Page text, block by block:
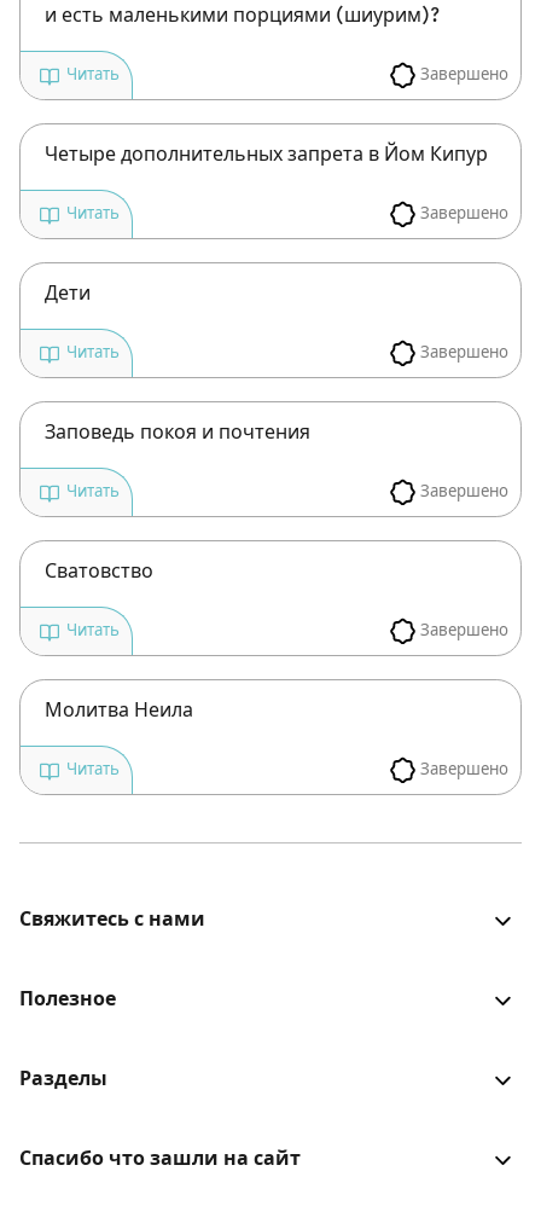
и есть маленькими порциями (шиурим)?
Завершено
Читать
Четыре дополнительных запрета в Йом Кипур
Завершено
Читать
Дети
Завершено
Читать
Заповедь покоя и почтения
Завершено
Читать
Сватовство
Завершено
Читать
Молитва Неила
Завершено
Читать
Свяжитесь с нами
идеи для улучшения? Будем рады услышать!
Полезное
Книга еврейской традиции
Вопросы и ответы
Разделы
Activators
Спасибо что зашли на сайт